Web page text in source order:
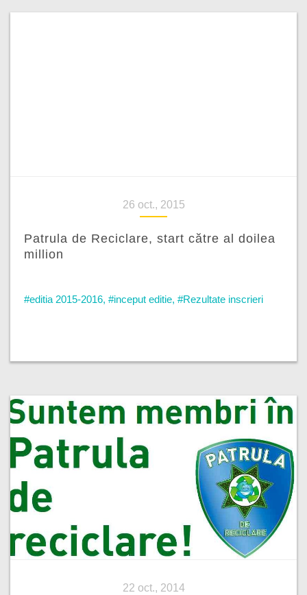
26 oct., 2015
Patrula de Reciclare, start către al doilea
million
#editia 2015-2016, #inceput editie, #Rezultate inscrieri
22 oct., 2014